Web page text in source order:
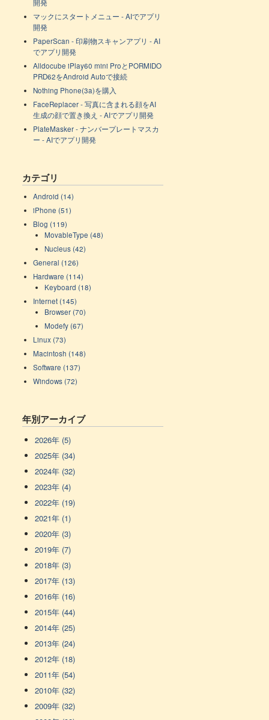
開発
マックにスタートメニュー - AIでアプリ
開発
PaperScan - 印刷物スキャンアプリ - AI
でアプリ開発
Alldocube iPlay60 mini ProとPORMIDO
PRD62をAndroid Autoで接続
Nothing Phone(3a)を購入
FaceReplacer - 写真に含まれる顔をAI
生成の顔で置き換え - AIでアプリ開発
PlateMasker - ナンバープレートマスカ
ー - AIでアプリ開発
カテゴリ
Android (14)
iPhone (51)
Blog (119)
MovableType (48)
Nucleus (42)
General (126)
Hardware (114)
Keyboard (18)
Internet (145)
Browser (70)
Modefy (67)
Linux (73)
Macintosh (148)
Software (137)
Windows (72)
年別アーカイブ
2026年 (5)
2025年 (34)
2024年 (32)
2023年 (4)
2022年 (19)
2021年 (1)
2020年 (3)
2019年 (7)
2018年 (3)
2017年 (13)
2016年 (16)
2015年 (44)
2014年 (25)
2013年 (24)
2012年 (18)
2011年 (54)
2010年 (32)
2009年 (32)